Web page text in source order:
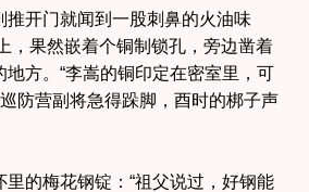
开门就闻到一股刺鼻的火油味
果然嵌着个铜制锁孔，旁边凿着
地方。“李嵩的铜印定在密室里，可
防营副将急得跺脚，酉时的梆子声
的梅花钢锭：“祖父说过，好钢能